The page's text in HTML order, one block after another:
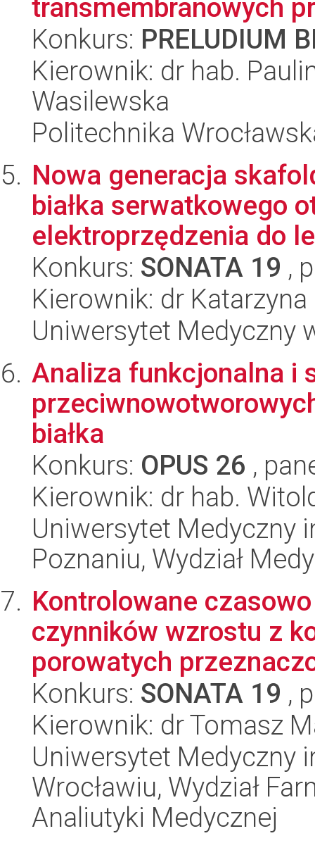
transmembranowych
Konkurs: PRELUDIUM
Kierownik: dr hab.
Wasilewska
Politechnika
Nowa generacja
białka serwatkowego
elektroprzędzenia do
Konkurs: SONATA 19 ,
Kierownik: dr
Uniwersytet Medyczny
Analiza funkcjonalna i
białka
Konkurs: OPUS 26 ,
Kierownik: dr hab.
Uniwersytet Medyczny
Poznaniu, Wydział
Kontrolowane
czynników wzrostu z
porowatych
Konkurs: SONATA 19 ,
Kierownik: dr Tomasz
Uniwersytet Medyczny
Wrocławiu, Wydział
Analiutyki Medycznej